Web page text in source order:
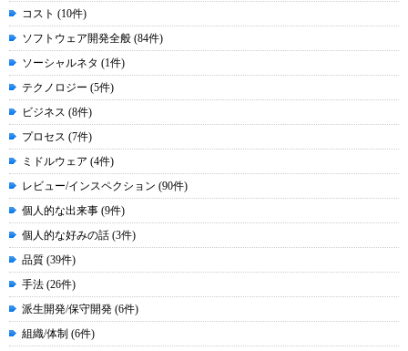
コスト (10件)
ソフトウェア開発全般 (84件)
ソーシャルネタ (1件)
テクノロジー (5件)
ビジネス (8件)
プロセス (7件)
ミドルウェア (4件)
レビュー/インスペクション (90件)
個人的な出来事 (9件)
個人的な好みの話 (3件)
品質 (39件)
手法 (26件)
派生開発/保守開発 (6件)
組織/体制 (6件)